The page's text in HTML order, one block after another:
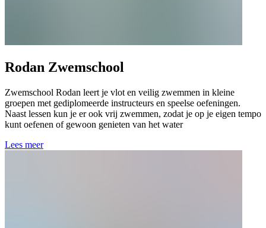
Rodan Zwemschool
Zwemschool Rodan leert je vlot en veilig zwemmen in kleine
groepen met gediplomeerde instructeurs en speelse oefeningen.
Naast lessen kun je er ook vrij zwemmen, zodat je op je eigen tempo
kunt oefenen of gewoon genieten van het water
Lees meer